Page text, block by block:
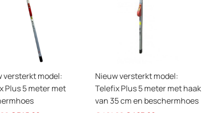
versterkt model:
Plus 5 meter met
Nieuw versterkt model:
Telefix Plus 5 meter met haak
van 35 cm en beschermhoes